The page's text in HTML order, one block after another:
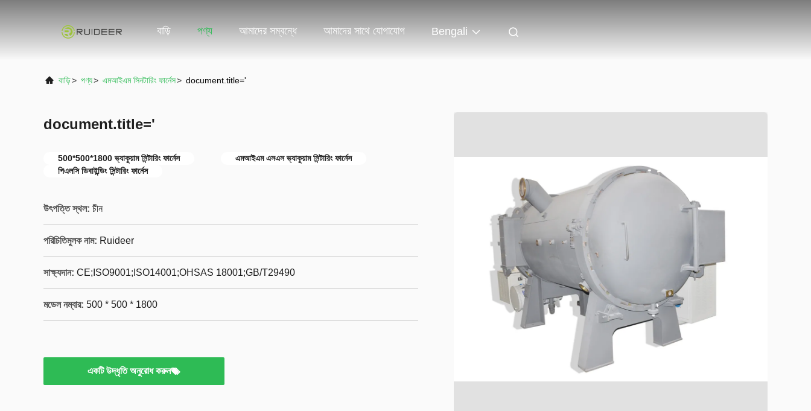
বাড়ি পণ্য আমাদের সম্বন্ধে আমাদের সাথে যোগাযোগ Bengali
বাড়ি> পণ্য> এমআইএম সিনটারিং ফার্নেস> document.title='
document.title='
500*500*1800 ভ্যাকুয়াম সিন্টারিং ফার্নেস
এমআইএম এসএস ভ্যাকুয়াম সিন্টারিং ফার্নেস
পিএলসি ডিবাইন্ডিং সিন্টারিং ফার্নেস
উৎপত্তি স্থল: চীন
পরিচিতিমুলক নাম: Ruideer
সাক্ষ্যদান: CE;ISO9001;ISO14001;OHSAS 18001;GB/T29490
মডেল নম্বার: 500 * 500 * 1800
একটি উদ্ধৃতি অনুরোধ করুন